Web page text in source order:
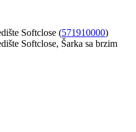
Softclose (571910000)
Softclose, Šarka sa brzim